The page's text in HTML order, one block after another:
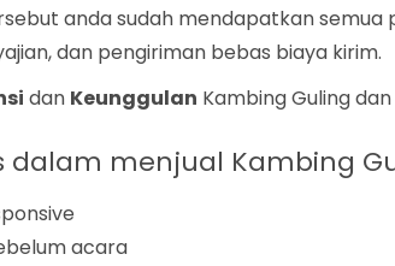
anda sudah mendapatkan semua
dan pengiriman bebas biaya kirim.
dan Keunggulan Kambing Guling
dalam menjual Kambing
acara